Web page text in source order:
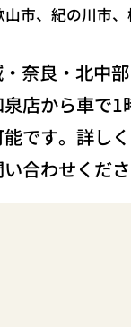
市、紀の川市
奈良・北中
店から車で1
です。詳し
合わせくださ